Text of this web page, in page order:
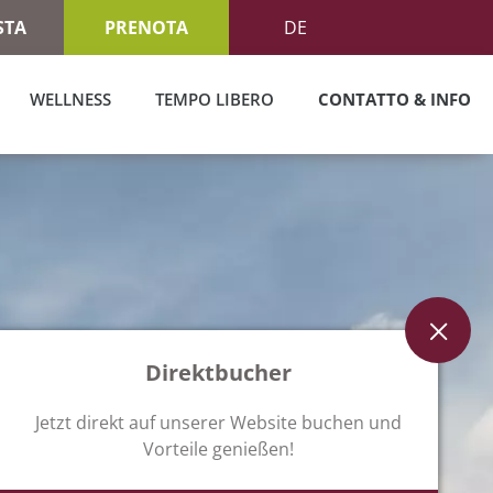
PRENOTA DE
WELLNESS TEMPO LIBERO CONTATTO & INFO
Direktbucher
Jetzt direkt auf unserer Website buchen und
Vorteile genießen!